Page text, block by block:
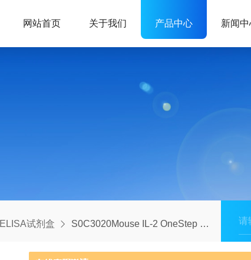
网站首页 关于我们 产品中心 新闻中
ELISA试剂盒 S0C3020Mouse IL-2 OneStep ELISA Kit